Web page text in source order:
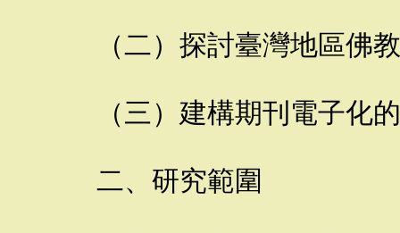
（二）探討臺灣地區佛
（三）建構期刊電子化
二、研究範圍